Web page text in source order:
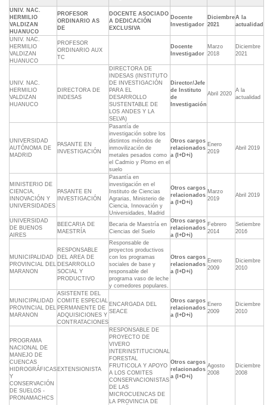
UNIV. NAC.
HERMILIO
VALDIZAN
HUANUCO
PROFESOR
ORDINARIO AS
DE
DOCENTE ASOCIADO
A DEDICACIÓN
EXCLUSIVA
Docente
Investigador
Diciembre
2021
A la
actualidad
UNIV. NAC.
HERMILIO
VALDIZAN
HUANUCO
PROFESOR
ORDINARIO AUX
TC
Docente
Investigador
Marzo
2018
Diciembre
2021
UNIV. NAC.
HERMILIO
VALDIZAN
HUANUCO
DIRECTORA DE
INDESAS
DIRECTORA DE
INDESAS (INSTITUTO
DE INVESTIGACIÓN
PARA EL
DESARROLLO
SUSTENTABLE DE
LOS ANDES Y LA
SELVA)
Director/Jefe
de Instituto
de
Investigación
Abril 2020
A la
actualidad
UNIVERSIDAD
AUTÓNOMA DE
MADRID
PASANTE EN
INVESTIGACIÓN
Pasantía de
investigación sobre los
distintos métodos de
inmovilización de
metales pesados como
el Cadmio y Plomo en el
suelo
Otros cargos
relacionados
a (I+D+i)
Enero
2019
Abril 2019
MINISTERIO DE
CIENCIA,
INNOVACIÓN Y
UNIVERSIDADES
PASANTE EN
INVESTIGACIÓN
Pasantía en
investigación en el
Instituto de Ciencias
Agrarias, Ministerio de
Ciencia, Innovación y
Universidades, Madrid
Otros cargos
relacionados
a (I+D+i)
Marzo
2019
Abril 2019
UNIVERSIDAD
DE BUENOS
AIRES
BEECARIA DE
MAESTRÍA
Becaria de Maestría en
Ciencias del Suelo
Otros cargos
relacionados
a (I+D+i)
Febrero
2014
Setiembre
2016
MUNICIPALIDAD
PROVINCIAL DEL
MARANON
RESPONSABLE
DEL AREA DE
DESARROLLO
SOCIAL Y
PRODUCTIVO
Responsable de
proyectos productivos
con los programas
sociales de base y
responsable del
programa vaso de leche
y comedores populares.
Otros cargos
relacionados
a (I+D+i)
Enero
2009
Diciembre
2010
MUNICIPALIDAD
PROVINCIAL DEL
MARANON
ASISTENTE DEL
COMITE ESPECIAL
PERMANENTE DE
ADQUISICIONES Y
CONTRATACIONES
ENCARGADA DEL
SEACE
Otros cargos
relacionados
a (I+D+i)
Enero
2009
Diciembre
2010
PROGRAMA
NACIONAL DE
MANEJO DE
CUENCAS
HIDROGRÁFICAS
Y
CONSERVACIÓN
DE SUELOS -
PRONAMACHCS
EXTENSIONISTA
RESPONSABLE DE
PROYECTO DE
VIVERO
INTERINSTITUCIONAL
FORESTAL
FRUTICOLA Y APOYO
A LOS COMITES
CONSERVACIONISTAS
DE LAS
MICROCUENCAS DE
LA PROVINCIA DE
Otros cargos
relacionados
a (I+D+i)
Agosto
2008
Diciembre
2008